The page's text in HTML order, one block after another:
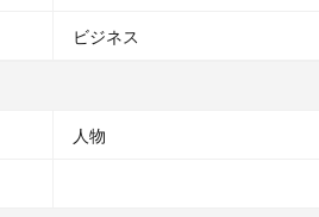
ビジネス
人物